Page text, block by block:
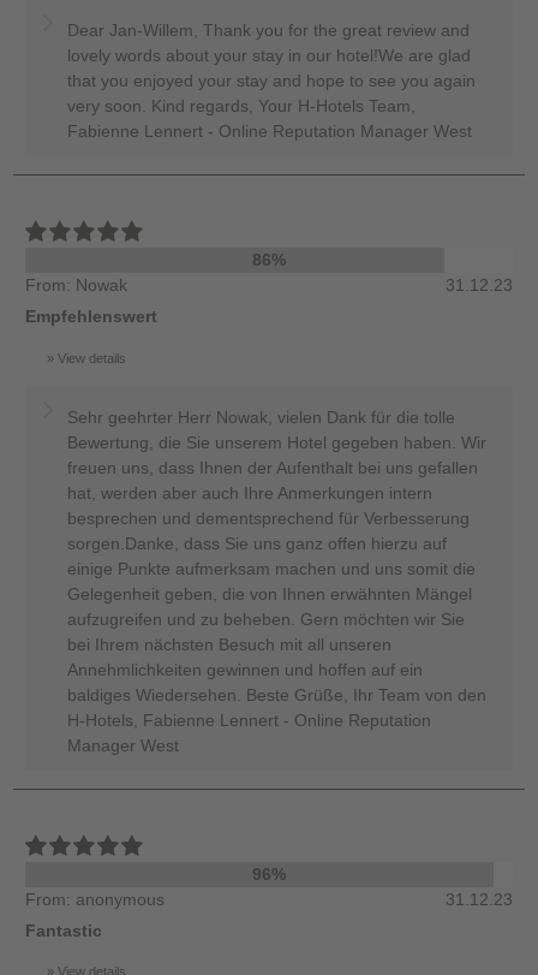
Dear Jan-Willem, Thank you for the great review and
lovely words about your stay in our hotel!We are glad
that you enjoyed your stay and hope to see you again
very soon. Kind regards, Your H-Hotels Team,
Fabienne Lennert - Online Reputation Manager West
86%
From: Nowak
31.12.23
Empfehlenswert
View details
Sehr geehrter Herr Nowak, vielen Dank für die tolle
Bewertung, die Sie unserem Hotel gegeben haben. Wir
freuen uns, dass Ihnen der Aufenthalt bei uns gefallen
hat, werden aber auch Ihre Anmerkungen intern
besprechen und dementsprechend für Verbesserung
sorgen.Danke, dass Sie uns ganz offen hierzu auf
einige Punkte aufmerksam machen und uns somit die
Gelegenheit geben, die von Ihnen erwähnten Mängel
aufzugreifen und zu beheben. Gern möchten wir Sie
bei Ihrem nächsten Besuch mit all unseren
Annehmlichkeiten gewinnen und hoffen auf ein
baldiges Wiedersehen. Beste Grüße, Ihr Team von den
H-Hotels, Fabienne Lennert - Online Reputation
Manager West
96%
From: anonymous
31.12.23
Fantastic
View details